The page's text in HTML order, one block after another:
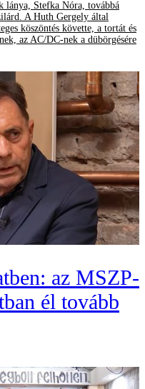
lánya, Stefka Nóra, továbbá
A Huth Gergely által
köszöntés követte, a tortát és
az AC/DC-nek a dübörgésére
az MSZP-
él tovább